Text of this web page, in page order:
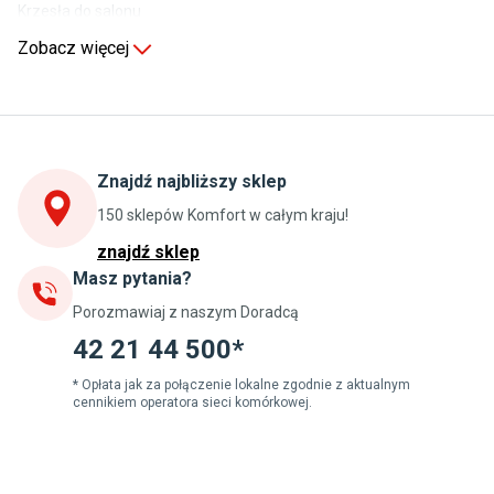
Stoły do kuchni
Szafki kuchenne wiszące (górne)
Szafki pod zlewozmywak
Blaty kuchenne laminowane
Jadalnia
Stoły do jadalni
Krzesła do jadalni
Dywany szare
Lampy w stylu loftowym
Lampy wiszące do jadalni
Zobacz więcej
Znajdź najbliższy sklep
150 sklepów Komfort w całym kraju!
znajdź sklep
Masz pytania?
Porozmawiaj z naszym Doradcą
42 21 44 500*
* Opłata jak za połączenie lokalne zgodnie z aktualnym
cennikiem operatora sieci komórkowej.